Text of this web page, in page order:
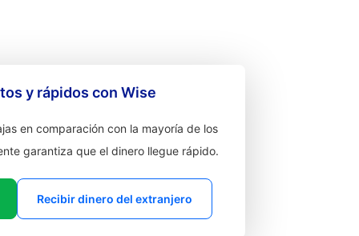
y rápidos con Wise
en comparación con la mayoría de los
garantiza que el dinero llegue rápido.
Recibir dinero del extranjero